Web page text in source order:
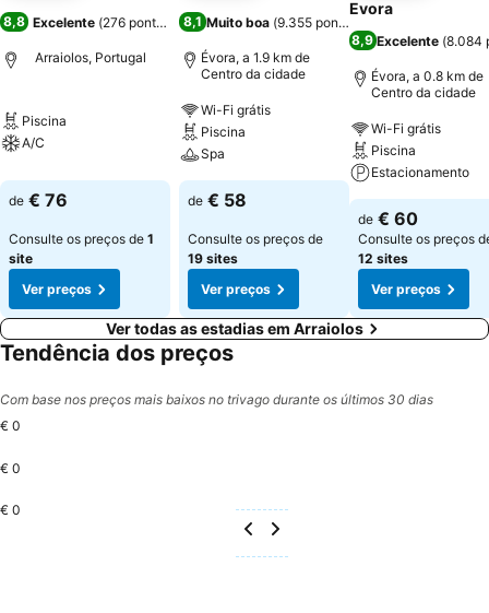
8,8 Excelente (276 pontuações)
Arraiolos, Portugal
Piscina
A/C
de € 76
Consulte os preços de 1
site
Ver preços
8,1 Muito boa (9.355 pontuações
Évora, a 1.9 km de
Centro da cidade
Wi-Fi grátis
Piscina
Spa
de € 58
Consulte os preços de
19 sites
Ver preços
Evora
8,9Excelente (8.084
Évora, a 0.8 km de
Centro da cidade
Wi-Fi grátis
Piscina
Estacionamento
de € 60
Consulte os preços
12 sites
Ver preços
Ver todas as estadias em Arraiolos
Tendência dos preços
Com base nos preços mais baixos no trivago durante os últimos 30 dias
€ 0
€ 0
€ 0